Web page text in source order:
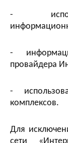
-
-
провайдера
-
комплексов.
Для